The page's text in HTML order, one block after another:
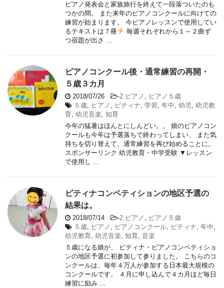
ピアノ発表会と家族旅行を終えて一段落ついたのも
つかの間。 また来年のピアノコンクールに向けての
練習が始まります。 今ピアノレッスンで使用してい
るテキストは７冊
毎週それぞれから１～２曲ず
つ宿題が出さ ...
ピアノコンクール後・通常練習の再開・
５歳３カ月
2018/07/26 -2.ピアノ , ピアノ５歳
５歳, ピアノ , ピティナ, 学習, 年中, 幼児, 幼児教
育, 幼児音楽, 知育
今年の猛暑はほんとにしんどい。。 娘のピアノコン
クールも今年は予選落ちで終わってしまい、 また気
持ちを切り替えて、通常練習を再び始めることに。
スポンサーリンク 幼児教育・中学受験 ▼レッスン
で使用し ...
ピティナコンペティションの地区予選の
結果は。
2018/07/14 -2.ピアノ , ピアノ５歳
５歳, ピアノ , ピアノコンクール, ピティナ, 年中,
幼児教育, 幼児音楽, 知育, 音楽
５歳になる娘が、 ピティナ・ピアノコンペティショ
ンの地区予選に初参加して参りました。 こちらのコ
ンクールは、毎年４万人が参加する日本最大規模の
コンクールです。 ４月に申し込んで４カ月ほど毎日
練習に励み ...